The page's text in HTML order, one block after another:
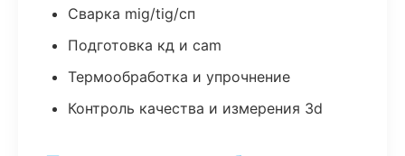
Сварка mig/tig/сп
Подготовка кд и cam
Термообработка и упрочнение
Контроль качества и измерения 3d